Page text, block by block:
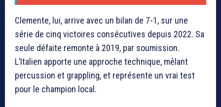
Clemente, lui, arrive avec un bilan de 7-1, sur une
série de cinq victoires consécutives depuis 2022. Sa
seule défaite remonte à 2019, par soumission.
L’Italien apporte une approche technique, mêlant
percussion et grappling, et représente un vrai test
pour le champion local.